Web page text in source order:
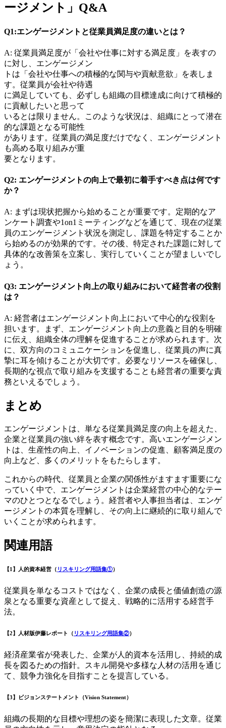
ージメント」Q&A
Q1:エンゲージメントと従業員満足度の違いとは？
A: 従業員満足度が「会社や仕事に対する満足度」を表すの
に対し、エンゲージメン
トは「会社や仕事への積極的な関与や貢献意欲」を表しま
す。従業員が会社や待遇
に満足していても、必ずしも組織の目標達成に向けて積極的
に貢献したいと思って
いるとは限りません。このような状況は、組織にとって潜在
的な課題となる可能性
があります。従業員の満足度だけでなく、エンゲージメント
も高める取り組みが重
要となります。
Q2: エンゲージメントの向上で最初に着手すべき点は何です
か？
A: まずは現状把握から始めることが重要です。定期的なア
ンケート調査や1on1ミーティングなどを通じて、現在の従業
員のエンゲージメント状況を測定し、課題を特定することか
ら始めるのが効果的です。その後、特定された課題に対して
具体的な改善策を立案し、実行していくことが望ましいでし
ょう。
Q3: エンゲージメント向上の取り組みにおいて経営者の役割
は？
A: 経営者はエンゲージメント向上において中心的な役割を
担います。まず、エンゲージメント向上の意義と目的を明確
に伝え、組織全体の理解を促進することが求められます。次
に、双方向のコミュニケーションを促進し、従業員の声に真
摯に耳を傾けることが大切です。必要なリソースを確保し、
長期的な視点で取り組みを支援することも経営者の重要な責
務といえるでしょう。
まとめ
エンゲージメントは、単なる従業員満足度の向上を超えた、
企業と従業員の強い絆を表す概念です。高いエンゲージメン
トは、生産性の向上、イノベーションの促進、顧客満足度の
向上など、多くのメリットをもたらします。
これからの時代、従業員と企業の関係性がますます重要にな
っていく中で、エンゲージメントは企業経営の中心的なテー
マのひとつとなるでしょう。経営者や人事担当者は、エンゲ
ージメントの本質を理解し、その向上に継続的に取り組んで
いくことが求められます。
関連用語
【1】人的資本経営（ リスキリング用語集①）
従業員を単なるコストではなく、企業の成長と価値創造の源
泉となる重要な資産として捉え、戦略的に活用する経営手
法。
【2】人材版伊藤レポート（ リスキリング用語集②）
経済産業省が発表した、企業が人的資本を活用し、持続的成
長を図るための指針。スキル開発や多様な人材の活用を通じ
て、競争力強化を目指すことを提言している。
【3】ビジョンステートメント（Vision Statement）
組織の長期的な目標や理想の姿を簡潔に表現した文章。従業